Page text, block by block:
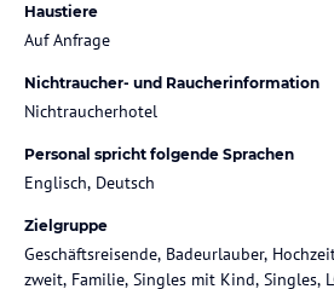
Haustiere
Auf Anfrage
Nichtraucher- und Raucherinformation
Nichtraucherhotel
Personal spricht folgende Sprachen
Englisch, Deutsch
Zielgruppe
Geschäftsreisende, Badeurlauber,
zweit, Familie, Singles mit Kind, Singles,